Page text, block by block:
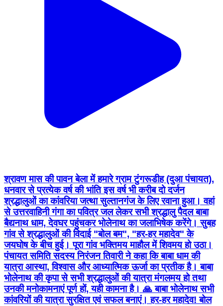
श्रावण मास की पावन बेला में हमारे ग्राम टुंगरूडीह (दुआ पंचायत),
धनवार से प्रत्येक वर्ष की भांति इस वर्ष भी करीब दो दर्जन
श्रद्धालुओं का कांवरिया जत्था सुल्तानगंज के लिए रवाना हुआ। वहां
से उत्तरवाहिनी गंगा का पवित्र जल लेकर सभी श्रद्धालु पैदल बाबा
बैद्यनाथ धाम, देवघर पहुंचकर भोलेनाथ का जलाभिषेक करेंगे। सुबह
गांव से श्रद्धालुओं की विदाई "बोल बम", "हर-हर महादेव" के
जयघोष के बीच हुई। पूरा गांव भक्तिमय माहौल में शिवमय हो उठा।
पंचायत समिति सदस्य निरंजन तिवारी ने कहा कि बाबा धाम की
यात्रा आस्था, विश्वास और आध्यात्मिक ऊर्जा का प्रतीक है। बाबा
भोलेनाथ की कृपा से सभी श्रद्धालुओं की यात्रा मंगलमय हो तथा
उनकी मनोकामनाएं पूर्ण हों, यही कामना है। 🙏 बाबा भोलेनाथ सभी
कांवरियों की यात्रा सुरक्षित एवं सफल बनाएं। हर-हर महादेव! बोल